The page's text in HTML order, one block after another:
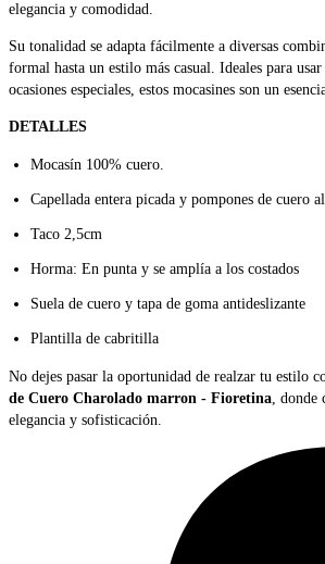
elegancia y comodidad.
Su tonalidad se adapta fácilmente a diversas
formal hasta un estilo más casual. Ideales para
ocasiones especiales, estos mocasines son un
DETALLES
Mocasín 100% cuero.
Capellada entera picada y pompones de cuero
Taco 2,5cm
Horma: En punta y se amplía a los costados
Suela de cuero y tapa de goma antideslizante
Plantilla de cabritilla
No dejes pasar la oportunidad de realzar tu estilo
de Cuero Charolado marron - Fioretina, donde
elegancia y sofisticación.